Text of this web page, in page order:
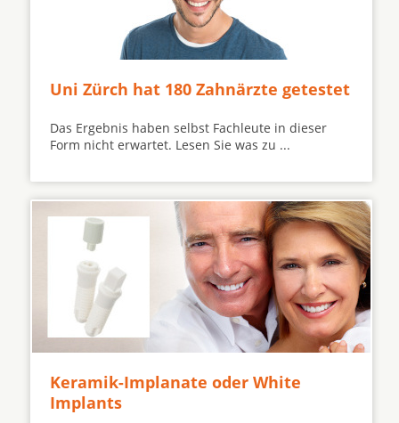
Uni Zürch hat 180 Zahnärzte getestet
Das Ergebnis haben selbst Fachleute in dieser
Form nicht erwartet. Lesen Sie was zu ...
Keramik-Implanate oder White
Implants